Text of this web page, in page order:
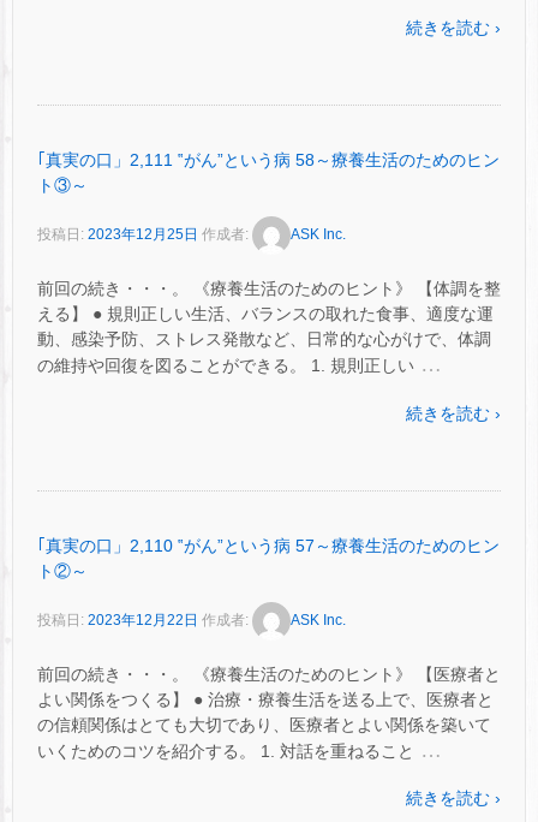
続きを読む ›
｢真実の口」2,111 ‟がん”という病 58～療養生活のためのヒン
ト③～
投稿日: 2023年12月25日 作成者: ASK Inc.
前回の続き・・・。 《療養生活のためのヒント》 【体調を整
える】 ● 規則正しい生活、バランスの取れた食事、適度な運
動、感染予防、ストレス発散など、日常的な心がけで、体調
の維持や回復を図ることができる。 1. 規則正しい …
続きを読む ›
｢真実の口」2,110 ‟がん”という病 57～療養生活のためのヒン
ト②～
投稿日: 2023年12月22日 作成者: ASK Inc.
前回の続き・・・。 《療養生活のためのヒント》 【医療者と
よい関係をつくる】 ● 治療・療養生活を送る上で、医療者と
の信頼関係はとても大切であり、医療者とよい関係を築いて
いくためのコツを紹介する。 1. 対話を重ねること
…
続きを読む ›